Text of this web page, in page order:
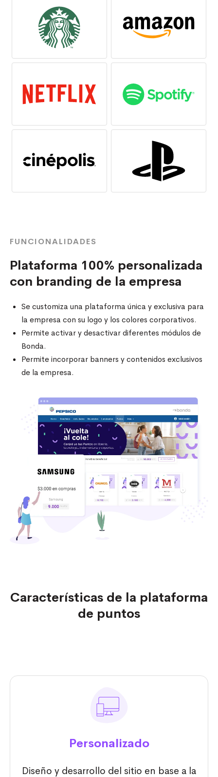
FUNCIONALIDADES
Plataforma 100% personalizada
con branding de la empresa
Se customiza una plataforma única y exclusiva para
la empresa con su logo y los colores corporativos.
Permite activar y desactivar diferentes módulos de
Bonda.
Permite incorporar banners y contenidos exclusivos
de la empresa.
Características de la plataforma
de puntos
Personalizado
Diseño y desarrollo del sitio en base a la